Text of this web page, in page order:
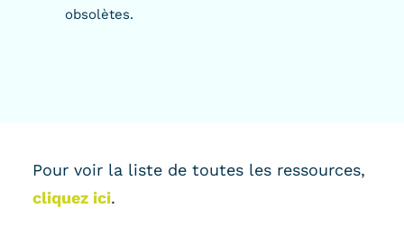
obsolètes.
Pour voir la liste de toutes les ressources,
cliquez ici.